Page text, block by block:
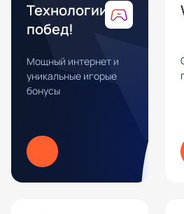
Технологии
побед!
Мощный интернет и
уникальные игорые
бонусы